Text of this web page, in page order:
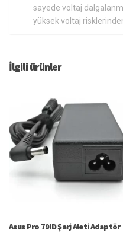
sayede voltaj
yüksek voltaj
İlgili ürünler
Asus Pro 79ID Şarj Aleti Adaptör